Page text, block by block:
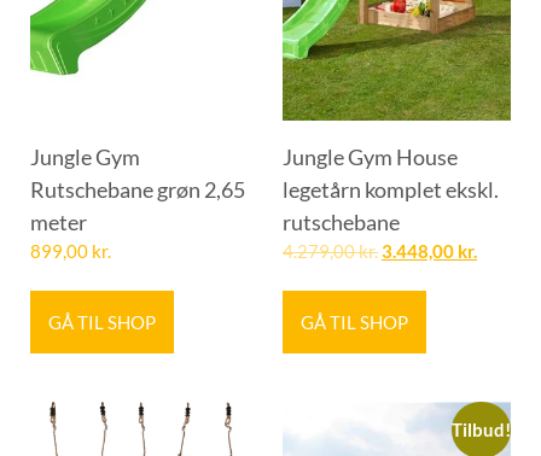
Jungle Gym
Rutschebane grøn 2,65
meter
899,00 kr.
GÅ TIL SHOP
Jungle Gym House
legetårn komplet ekskl.
rutschebane
4.279,00kr.3.448,00 kr.
GÅ TIL SHOP
Tilbud!